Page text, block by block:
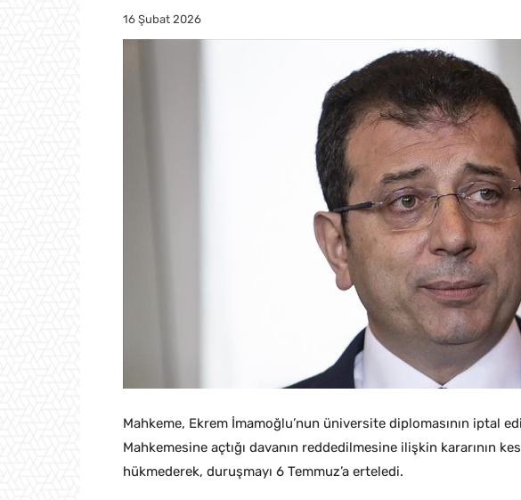
16 Şubat 2026
Mahkeme, Ekrem İmamoğlu’nun üniversite diplomasının iptal
Mahkemesine açtığı davanın reddedilmesine ilişkin kararının
hükmederek, duruşmayı 6 Temmuz’a erteledi.